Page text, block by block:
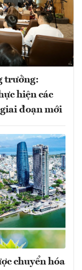
trưởng:
hiện các
đoạn mới
chuyển hóa